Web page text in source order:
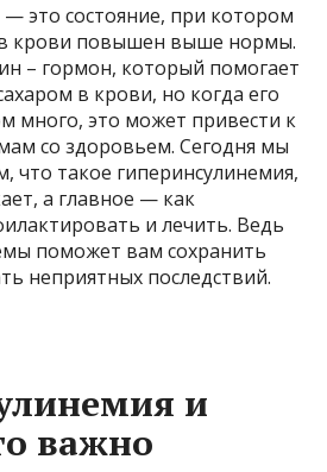
это состояние, при котором
крови повышен выше нормы.
– гормон, который помогает
в крови, но когда его
много, это может привести к
со здоровьем. Сегодня мы
что такое гиперинсулинемия,
а главное — как
и лечить. Ведь
поможет вам сохранить
неприятных последствий.
и
важно